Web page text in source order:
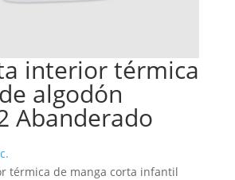
interior térmica
algodón
Abanderado
térmica de manga corta infantil